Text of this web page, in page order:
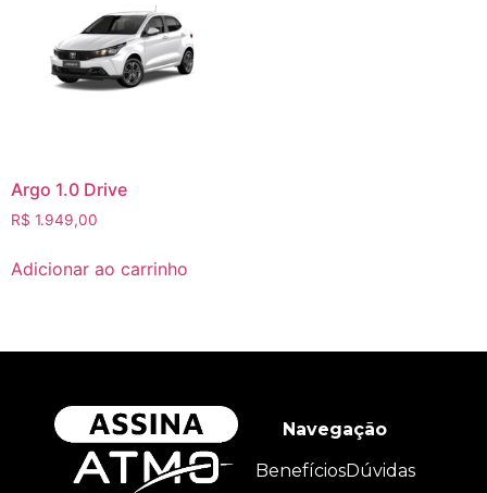
Argo 1.0 Drive
R$ 1.949,00
Adicionar ao carrinho
Navegação
BenefíciosDúvidas